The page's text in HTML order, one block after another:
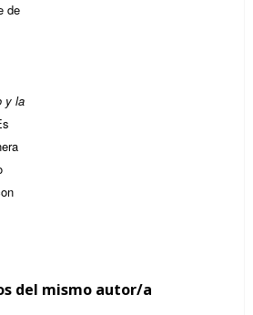
de
y la
del mismo autor/a